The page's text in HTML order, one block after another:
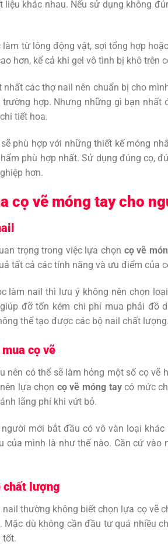
liệu khác nhau. Nếu sử dụng không
từ lông động vật, sợi tổng hợp
hơn, kể cả khi gel vô tình bị khô trên
nhất các thợ nail nên chuẩn bị cho
hợp. Nhưng những gì bạn nhất
tiết hoa.
phù hợp với những thiết kế móng
phù hợp nhất. Sử dụng đúng cọ,
hơn.
cọ vẽ móng tay cho
trọng trong việc lựa chọn cọ vẽ
tất cả các tính năng và ưu điểm của
làm nail thì lưu ý không nên chọn
đỡ tốn kém chi phí mua phải đồ
thể tạo được các bộ nail chất
cọ vẽ
nên có thể sẽ làm hỏng một số cọ vẽ
lựa chọn cọ vẽ móng taycó mức
lãng phí khi vứt bỏ.
mới bắt đầu có vô vàn loại
của mình là như thế nào. Căn cứ vào
chất lượng
thường không biết chọn lựa cọ vẽ
Mặc dù không cần đầu tư quá nhiều
tốt.